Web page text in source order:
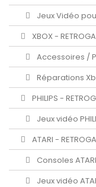
Jeux Vidéo
XBOX -
Accessoires /
Réparations
PHILIPS -
Jeux vidéo
ATARI -
Consoles
Jeux vidéo